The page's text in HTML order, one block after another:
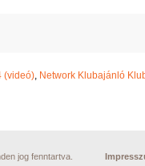
(videó), Network Klubajánló
jog fenntartva.